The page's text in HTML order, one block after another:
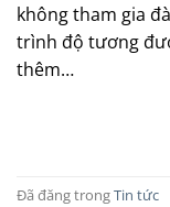
không tham gia
trình độ tương
thêm…
Đã đăng trongTin tức